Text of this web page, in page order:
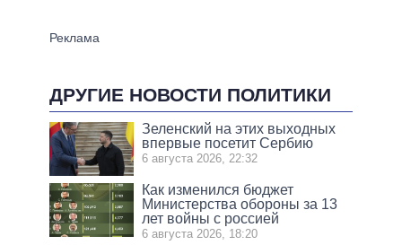
ДРУГИЕ НОВОСТИ ПОЛИТИКИ
Зеленский на этих выходных
впервые посетит Сербию
6 августа 2026, 22:32
Как изменился бюджет
Министерства обороны за 13
лет войны с россией
6 августа 2026, 18:20